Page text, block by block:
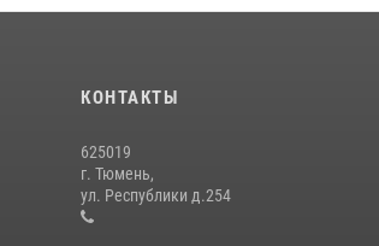
КОНТАКТЫ
625019
г. Тюмень,
ул. Республики д.254